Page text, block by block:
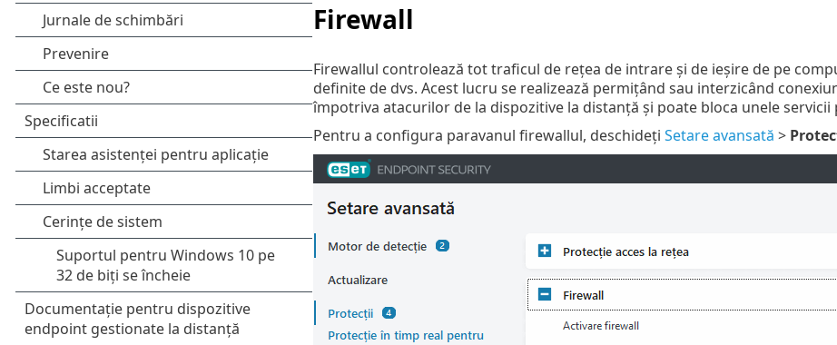
Firewall
Firewallul controlează tot traficul de rețea de intrare și de ieșire de pe
definite de dvs. Acest lucru se realizează permițând sau interzicând
împotriva atacurilor de la dispozitive la distanță și poate bloca unele
Pentru a configura paravanul firewallul, deschideți Setare avansată >